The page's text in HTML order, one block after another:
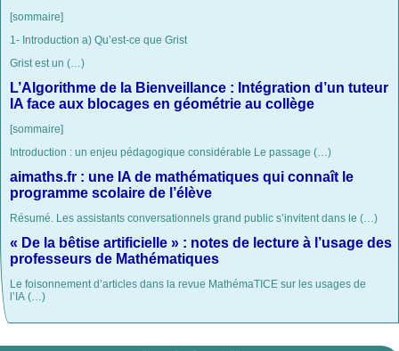
[sommaire]
1- Introduction a) Qu’est-ce que Grist
Grist est un (…)
L’Algorithme de la Bienveillance : Intégration d’un tuteur
IA face aux blocages en géométrie au collège
[sommaire]
Introduction : un enjeu pédagogique considérable Le passage (…)
aimaths.fr : une IA de mathématiques qui connaît le
programme scolaire de l’élève
Résumé. Les assistants conversationnels grand public s’invitent dans le (…)
« De la bêtise artificielle » : notes de lecture à l’usage des
professeurs de Mathématiques
Le foisonnement d’articles dans la revue MathémaTICE sur les usages de
l’IA (…)